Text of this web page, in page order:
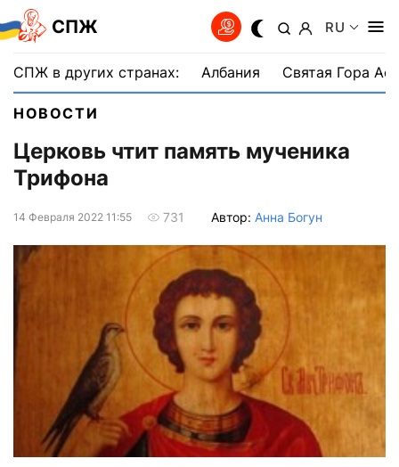
СПЖ RU
СПЖ в других странах: Албания Святая Гора
НОВОСТИ
Церковь чтит память мученика
Трифона
14 Февраля 2022 11:55 731 Автор: Анна Богун